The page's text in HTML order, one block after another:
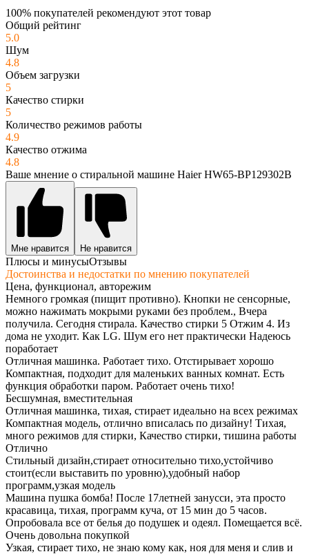
100% покупателей рекомендуют этот товар
Общий рейтинг
5.0
Шум
4.8
Объем загрузки
5
Качество стирки
5
Количество режимов работы
4.9
Качество отжима
4.8
Ваше мнение о стиральной машине Haier HW65-BP129302B
Мне нравится Не нравится
Плюсы и минусыОтзывы
Достоинства и недостатки по мнению покупателей
Цена, функционал, авторежим
Немного громкая (пищит противно). Кнопки не сенсорные,
можно нажимать мокрыми руками без проблем., Вчера
получила. Сегодня стирала. Качество стирки 5 Отжим 4. Из
дома не уходит. Как LG. Шум его нет практически Надеюсь
поработает
Отличная машинка. Работает тихо. Отстирывает хорошо
Компактная, подходит для маленьких ванных комнат. Есть
функция обработки паром. Работает очень тихо!
Бесшумная, вместительная
Отличная машинка, тихая, стирает идеально на всех режимах
Компактная модель, отлично вписалась по дизайну! Тихая,
много режимов для стирки, Качество стирки, тишина работы
Отлично
Стильный дизайн,стирает относительно тихо,устойчиво
стоит(если выставить по уровню),удобный набор
программ,узкая модель
Машина пушка бомба! После 17летней занусси, эта просто
красавица, тихая, программ куча, от 15 мин до 5 часов.
Опробовала все от белья до подушек и одеял. Помещается всё.
Очень довольна покупкой
Узкая, стирает тихо, не знаю кому как, ноя для меня и слив и